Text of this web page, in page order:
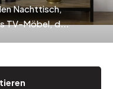
Nachttisch,
TV-Möbel, den